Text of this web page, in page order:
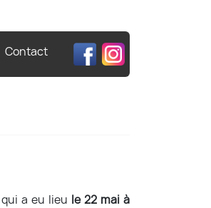
Contact
a eu lieu le 22 mai à